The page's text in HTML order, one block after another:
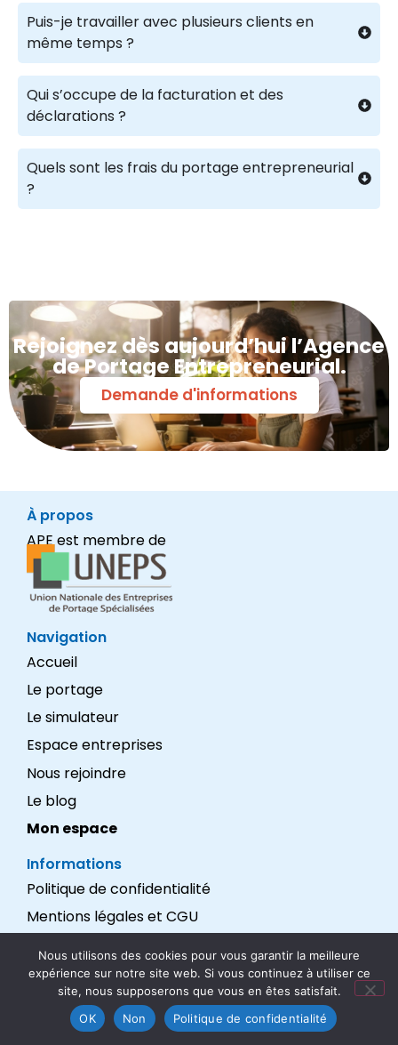
Puis-je travailler avec plusieurs clients en
même temps ?
Qui s’occupe de la facturation et des
déclarations ?
Quels sont les frais du portage entrepreneurial
?
Rejoignez dès aujourd’hui l’Agence
de Portage Entrepreneurial.
Demande d'informations
À propos
APE est membre de
Navigation
Accueil
Le portage
Le simulateur
Espace entreprises
Nous rejoindre
Le blog
Mon espace
Informations
Politique de confidentialité
Mentions légales et CGU
Nous suivre
Nous utilisons des cookies pour vous garantir la meilleure
expérience sur notre site web. Si vous continuez à utiliser ce
site, nous supposerons que vous en êtes satisfait.
OK
Non Politique de confidentialité